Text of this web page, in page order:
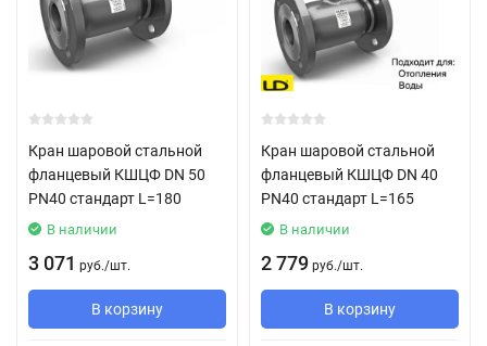
Кран шаровой стальной
фланцевый КШЦФ DN 50
PN40 стандарт L=180
В наличии
3 071 руб./шт.
В корзину
Кран шаровой стальной
фланцевый КШЦФ DN 40
PN40 стандарт L=165
В наличии
2 779 руб./шт.
В корзину